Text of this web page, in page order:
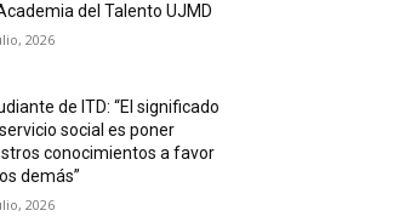
del Talento UJMD
2026
de ITD: “El significado
social es poner
conocimientos a favor
demás”
2026